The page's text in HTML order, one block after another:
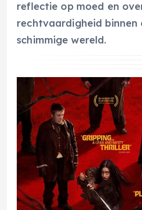
reflectie op moed en
rechtvaardigheid binnen
schimmige wereld.